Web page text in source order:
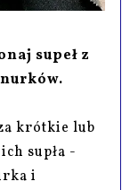
supeł z
krótkie lub
supła -
i